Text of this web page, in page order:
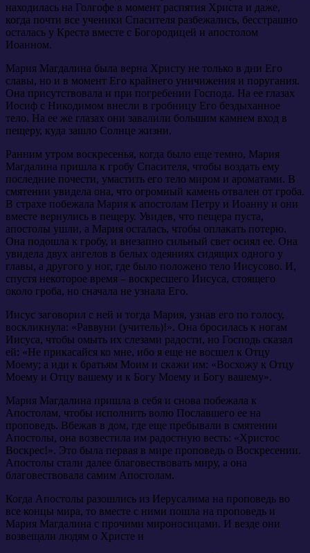
находилась на Голгофе в момент распятия Христа и даже,
когда почти все ученики Спасителя разбежались, бесстрашно
осталась у Креста вместе с Богородицей и апостолом
Иоанном.
Мария Магдалина была верна Христу не только в дни Его
славы, но и в момент Его крайнего уничижения и поругания.
Она присутствовала и при погребении Господа. На ее глазах
Иосиф с Никодимом внесли в гробницу Его бездыханное
тело. На ее же глазах они завалили большим камнем вход в
пещеру, куда зашло Солнце жизни.
Ранним утром воскресенья, когда было еще темно, Мария
Магдалина пришла к гробу Спасителя, чтобы воздать ему
последние почести, умастить его тело миром и ароматами. В
смятении увидела она, что огромный камень отвален от гроба.
В страхе побежала Мария к апостолам Петру и Иоанну и они
вместе вернулись в пещеру. Увидев, что пещера пуста,
апостолы ушли, а Мария осталась, чтобы оплакать потерю.
Она подошла к гробу, и внезапно сильный свет осиял ее. Она
увидела двух ангелов в белых одеяниях сидящих одного у
главы, а другого у ног, где было положено тело Иисусово. И,
спустя некоторое время – воскресшего Иисуса, стоящего
около гроба, но сначала не узнала Его.
Иисус заговорил с ней и тогда Мария, узнав его по голосу,
воскликнула: «Раввуни (учитель)!». Она бросилась к ногам
Иисуса, чтобы омыть их слезами радости, но Господь сказал
ей: «Не прикасайся ко мне, ибо я еще не восшел к Отцу
Моему; а иди к братьям Моим и скажи им: «Восхожу к Отцу
Моему и Отцу вашему и к Богу Моему и Богу вашему».
Мария Магдалина пришла в себя и снова побежала к
Апостолам, чтобы исполнить волю Пославшего ее на
проповедь. Вбежав в дом, где еще пребывали в смятении
Апостолы, она возвестила им радостную весть: «Христос
Воскрес!». Это была первая в мире проповедь о Воскресении.
Апостолы стали далее благовествовать миру, а она
благовествовала самим Апостолам.
Когда Апостолы разошлись из Иерусалима на проповедь во
все концы мира, то вместе с ними пошла на проповедь и
Мария Магдалина с прочими мироносицами. И везде они
возвещали людям о Христе и